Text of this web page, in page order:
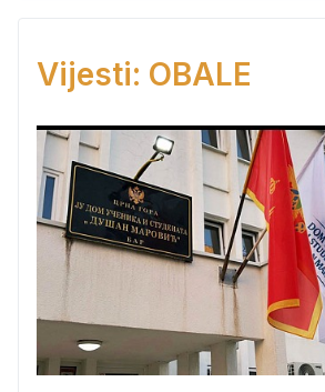
Vijesti: OBALE